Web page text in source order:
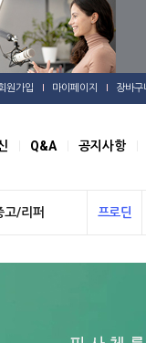
원가입 마이페이지 장바구
Q&A 공지사항
고/리퍼 프로딘